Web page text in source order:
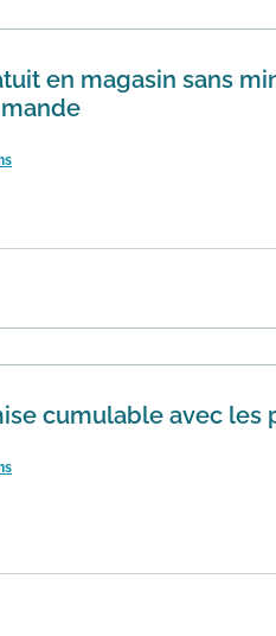
en magasin sans
la livraison gratuite en
cumulable avec les
remise sur l'achat de